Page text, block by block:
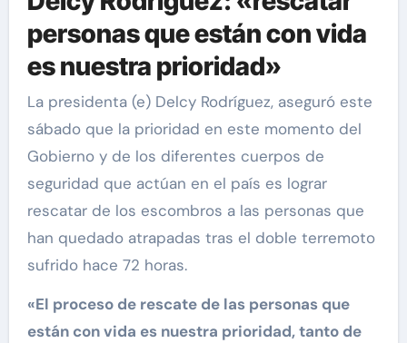
personas que están con vida
es nuestra prioridad»
La presidenta (e) Delcy Rodríguez, aseguró este
sábado que la prioridad en este momento del
Gobierno y de los diferentes cuerpos de
seguridad que actúan en el país es lograr
rescatar de los escombros a las personas que
han quedado atrapadas tras el doble terremoto
sufrido hace 72 horas.
«El proceso de rescate de las personas que
están con vida es nuestra prioridad, tanto de